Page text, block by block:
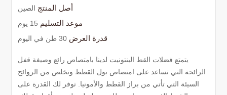
أصل المنتج الصين
موعد التسليم 15 يوم
قدرة العرض 30 طن في اليوم
يتمتع فضلات القط البنتونيت لدينا بامتصاص رائع وصيغة قفل
الرائحة التي تساعد على امتصاص بول القطط وتخلص من الروائح
السيئة التي تأتي من براز القطط والأمونيا. توفر لك القدرة على